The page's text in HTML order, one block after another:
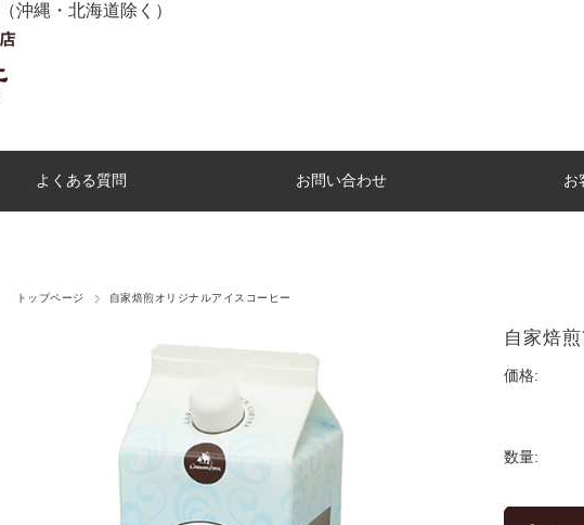
（沖縄・北海道除く）
よくある質問 お問い合わせ お
トップページ 自家焙煎オリジナルアイスコーヒー
自家焙
価格:
数量: